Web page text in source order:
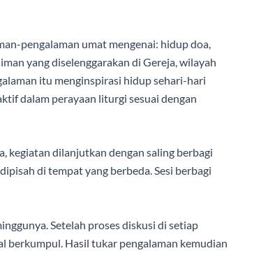
pengalaman umat mengenai: hidup doa,
yang diselenggarakan di Gereja, wilayah
itu menginspirasi hidup sehari-hari
dalam perayaan liturgi sesuai dengan
kegiatan dilanjutkan dengan saling berbagi
di tempat yang berbeda. Sesi berbagi
Setelah proses diskusi di setiap
berkumpul. Hasil tukar pengalaman kemudian